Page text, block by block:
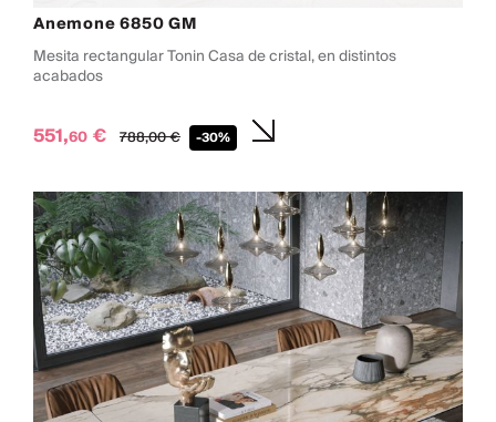
Anemone 6850 GM
Mesita rectangular Tonin Casa de cristal, en distintos
acabados
551,60 € 788,00€ -30%